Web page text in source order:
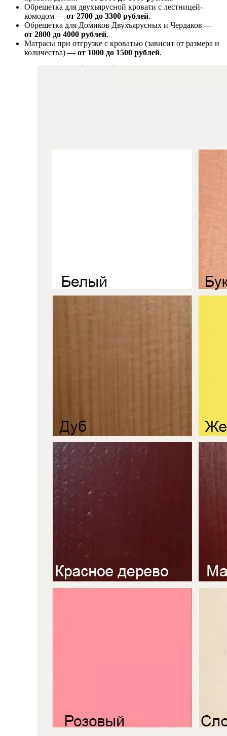
Обрешетка для двухъярусной кровати с лестницей-
комодом — от 2700 до 3300 рублей.
Обрешетка для Домиков Двухъярусных и Чердаков —
от 2800 до 4000 рублей.
Матрасы при отгрузке с кроватью (зависит от размера и
количества) — от 1000 до 1500 рублей.